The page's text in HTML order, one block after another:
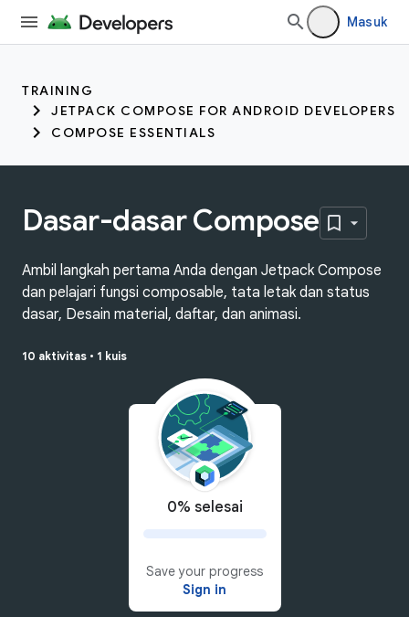
Masuk
TRAINING
JETPACK COMPOSE FOR ANDROID DEVELOPERS
COMPOSE ESSENTIALS
Dasar-dasar Compose
Ambil langkah pertama Anda dengan Jetpack Compose
dan pelajari fungsi composable, tata letak dan status
dasar, Desain material, daftar, dan animasi.
10 aktivitas • 1 kuis
0% selesai
Save your progress
Sign in